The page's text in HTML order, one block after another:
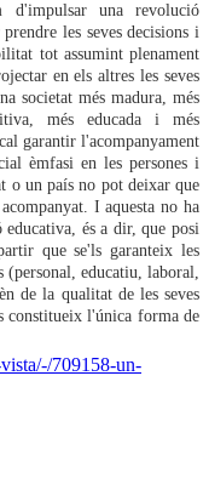
d'impulsar una revolució
les seves decisions i
tot assumint plenament
en els altres les seves
societat més madura, més
més educada i més
garantir l'acompanyament
èmfasi en les persones i
o un país no pot deixar que
I aquesta no ha
és a dir, que posi
que se'ls garanteix les
(personal, educatiu, laboral,
de la qualitat de les seves
constitueix l'única forma de
709158-un-